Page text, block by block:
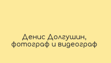
Денис Долгушин,
фотограф и видеограф